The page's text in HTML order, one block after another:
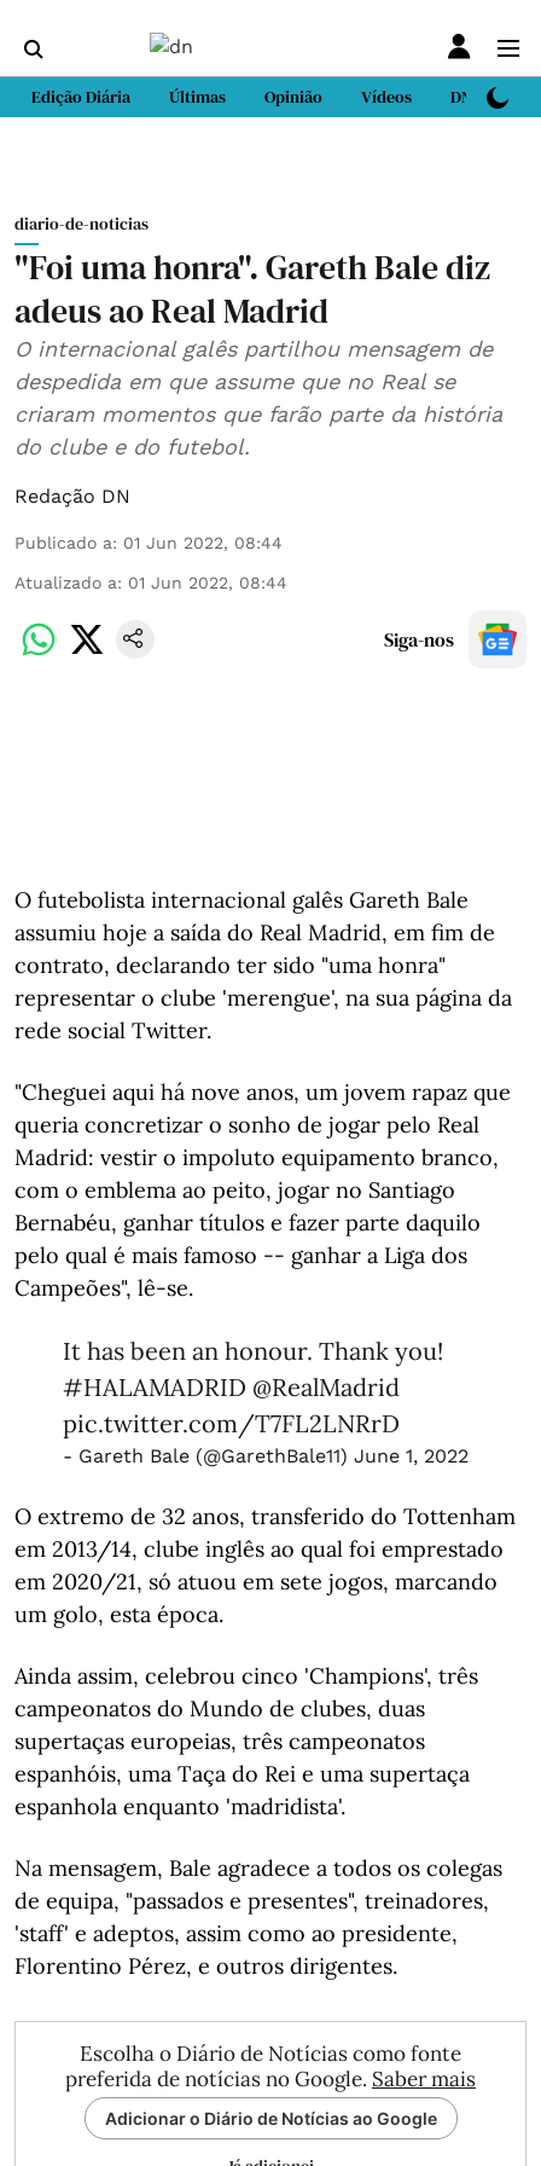
Edição Diária Últimas Opinião Vídeos DN Sport
diario-de-noticias
"Foi uma honra". Gareth Bale diz
adeus ao Real Madrid
O internacional galês partilhou mensagem de
despedida em que assume que no Real se
criaram momentos que farão parte da história
do clube e do futebol.
Redação DN
Publicado a: 01 Jun 2022, 08:44
Atualizado a: 01 Jun 2022, 08:44
Siga-nos
O futebolista internacional galês Gareth Bale
assumiu hoje a saída do Real Madrid, em fim de
contrato, declarando ter sido "uma honra"
representar o clube 'merengue', na sua página da
rede social Twitter.
"Cheguei aqui há nove anos, um jovem rapaz que
queria concretizar o sonho de jogar pelo Real
Madrid: vestir o impoluto equipamento branco,
com o emblema ao peito, jogar no Santiago
Bernabéu, ganhar títulos e fazer parte daquilo
pelo qual é mais famoso -- ganhar a Liga dos
Campeões", lê-se.
It has been an honour. Thank you!
#HALAMADRID @RealMadrid
pic.twitter.com/T7FL2LNRrD
- Gareth Bale (@GarethBale11) June 1, 2022
O extremo de 32 anos, transferido do Tottenham
em 2013/14, clube inglês ao qual foi emprestado
em 2020/21, só atuou em sete jogos, marcando
um golo, esta época.
Ainda assim, celebrou cinco 'Champions', três
campeonatos do Mundo de clubes, duas
supertaças europeias, três campeonatos
espanhóis, uma Taça do Rei e uma supertaça
espanhola enquanto 'madridista'.
Na mensagem, Bale agradece a todos os colegas
de equipa, "passados e presentes", treinadores,
'staff' e adeptos, assim como ao presidente,
Florentino Pérez, e outros dirigentes.
Escolha o Diário de Notícias como fonte
preferida de notícias no Google. Saber mais
Adicionar o Diário de Notícias ao Google